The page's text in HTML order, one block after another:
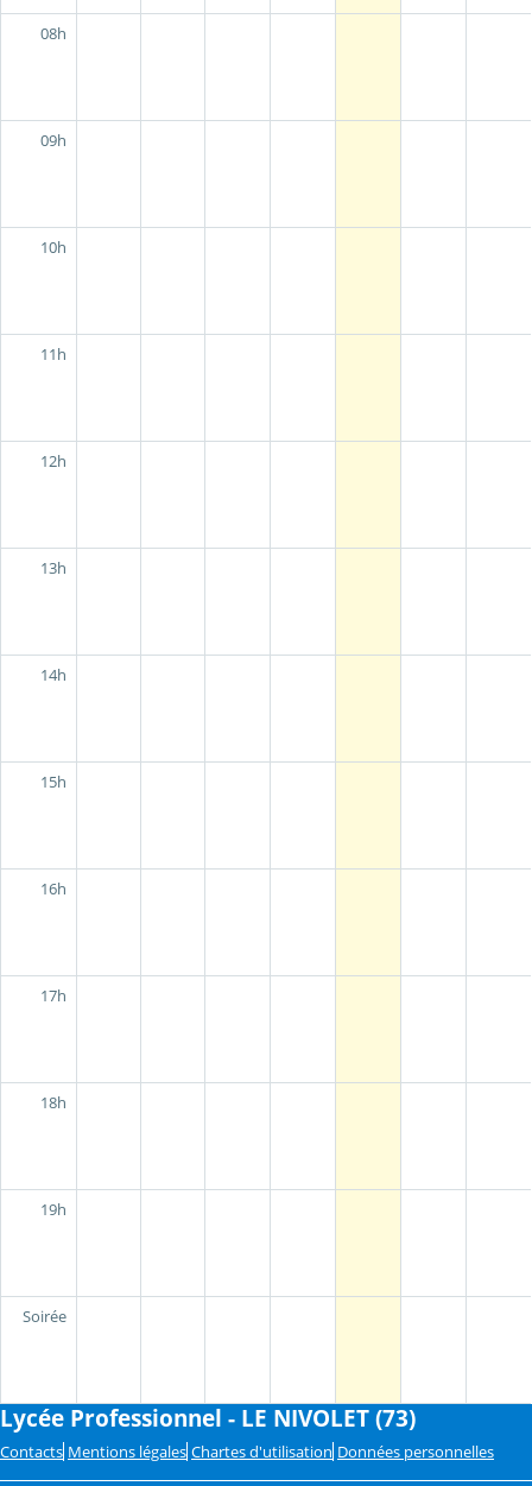
08h
09h
10h
11h
12h
13h
14h
15h
16h
17h
18h
19h
Soirée
Lycée Professionnel - LE NIVOLET (73)
Contacts Mentions légales Chartes d'utilisation Données personnelles